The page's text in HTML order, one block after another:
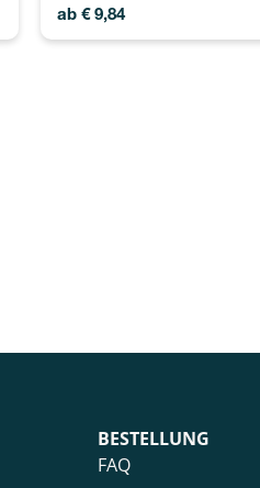
ab €9,84
BESTELLUNG
FAQ